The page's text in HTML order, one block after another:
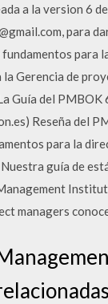
a la version 6
para
para
Gerencia de
Guía del
Reseña del
para la
guía de
managers